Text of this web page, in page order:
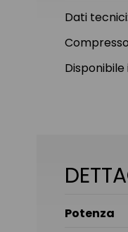
Dati tecnici:
Potenza